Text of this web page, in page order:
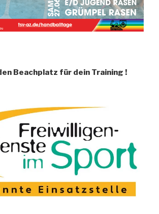
Beachplatz für dein Training !